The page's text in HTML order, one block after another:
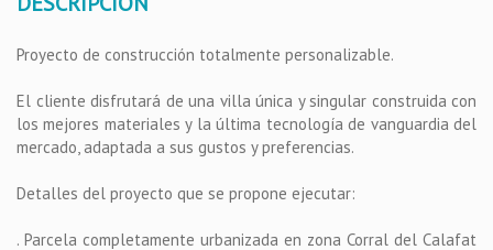
Proyecto de construcción totalmente personalizable.
El cliente disfrutará de una villa única y singular construida con
los mejores materiales y la última tecnología de vanguardia del
mercado, adaptada a sus gustos y preferencias.
Detalles del proyecto que se propone ejecutar:
. Parcela completamente urbanizada en zona Corral del Calafat